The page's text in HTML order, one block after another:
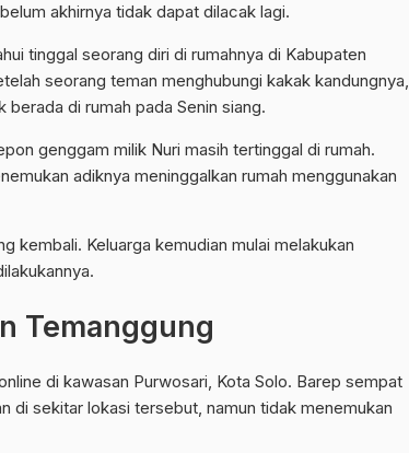
akhirnya tidak dapat dilacak lagi.
tinggal seorang diri di rumahnya di Kabupaten
seorang teman menghubungi kakak kandungnya,
berada di rumah pada Senin siang.
genggam milik Nuri masih tertinggal di rumah.
adiknya meninggalkan rumah menggunakan
kembali. Keluarga kemudian mulai melakukan
Temanggung
di kawasan Purwosari, Kota Solo. Barep sempat
di sekitar lokasi tersebut, namun tidak menemukan